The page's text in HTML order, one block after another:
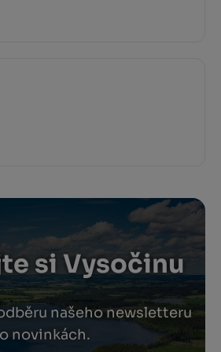
si Vysočinu
našeho newsletteru
o novinkách.